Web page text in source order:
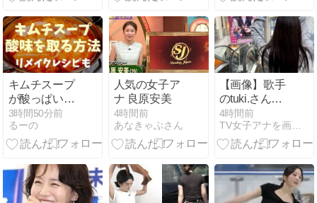
キムチスープ
が酸っぱい時
の酸味の取り
方は？リメイ
クレシピも紹
3時間50分前
るーの
人気の女子ア
ナ 良原安美
4時間前
あなきゃぷさん
【画像】歌手
のtuki.さん、
解禁されたえ
ちちな谷間が
ヌけると話題
ｗ
4時間前
TV女子アナを画像で紹介